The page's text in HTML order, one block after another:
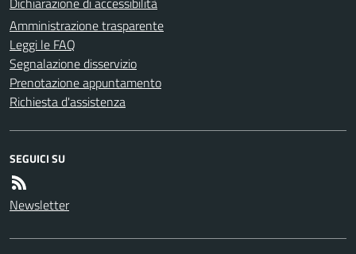
Amministrazione trasparente
Leggi le FAQ
Segnalazione disservizio
Prenotazione appuntamento
Richiesta d'assistenza
SEGUICI SU
Newsletter